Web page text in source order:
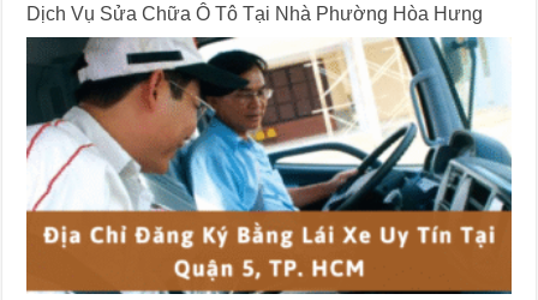
Dịch Vụ Sửa Chữa Ô Tô Tại Nhà Phường Hòa Hưng